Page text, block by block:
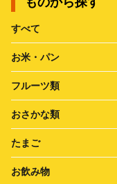
すべて
お米・パン
フルーツ類
おさかな類
たまご
お飲み物